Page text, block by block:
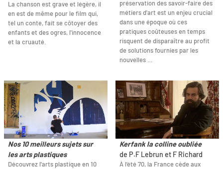
La chanson est grave et légère, il
en est de même pour le film qui,
tel un conte, fait se côtoyer des
enfants et des ogres, l'innocence
et la cruauté.
préservation des savoir-faire des
métiers d'art est un enjeu crucial
dans une époque où ces
pratiques coûteuses en temps
risquent de disparaître au profit
de solutions fournies par les
nouvelles …
Nos 10 meilleurs sujets sur
les arts plastiques
Découvrez l'arts plastique en 10
Kerfank la colline oubliée
de P.F Lebrun et F Richard
À l’été 70, la France cède aux